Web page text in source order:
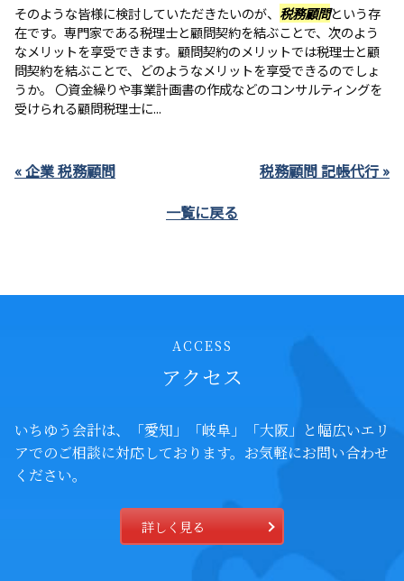
そのような皆様に検討していただきたいのが、 税務顧問という存
在です。専門家である税理士と顧問契約を結ぶことで、次のよう
なメリットを享受できます。顧問契約のメリットでは税理士と顧
問契約を結ぶことで、どのようなメリットを享受できるのでしょ
うか。 〇資金繰りや事業計画書の作成などのコンサルティングを
受けられる顧問税理士に...
« 企業 税務顧問
税務顧問 記帳代行 »
一覧に戻る
ACCESS
アクセス
いちゆう会計は、「愛知」「岐阜」「大阪」と幅広いエリ
アでのご相談に対応しております。お気軽にお問い合わせ
ください。
詳しく見る